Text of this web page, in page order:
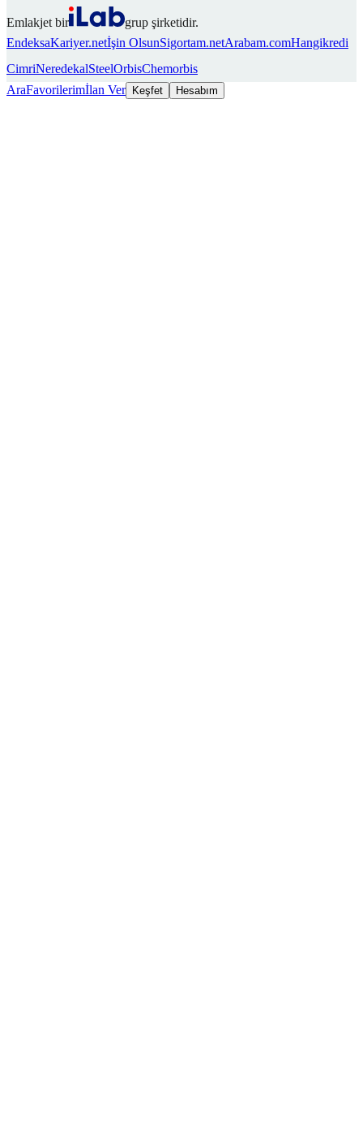
Emlakjet bir
grup şirketidir.
EndeksaKariyer.netİşin OlsunSigortam.netArabam.comHangikredi
CimriNeredekalSteelOrbisChemorbis
AraFavorilerimİlan Ver Keşfet Hesabım